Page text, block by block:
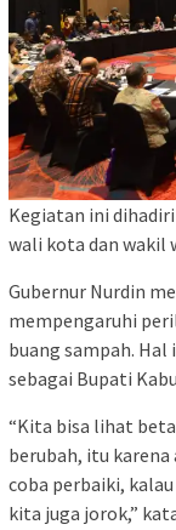
Kegiatan ini
wali kota dan wakil
Gubernur Nurdin
mempengaruhi
buang sampah.
sebagai Bupati
“Kita bisa lihat
berubah, itu
coba perbaiki,
kita juga jorok,”